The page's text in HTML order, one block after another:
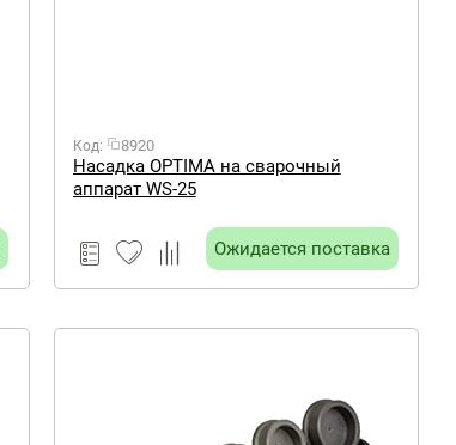
Код: 8920
Насадка OPTIMA на сварочный
аппарат WS-25
Ожидается поставка